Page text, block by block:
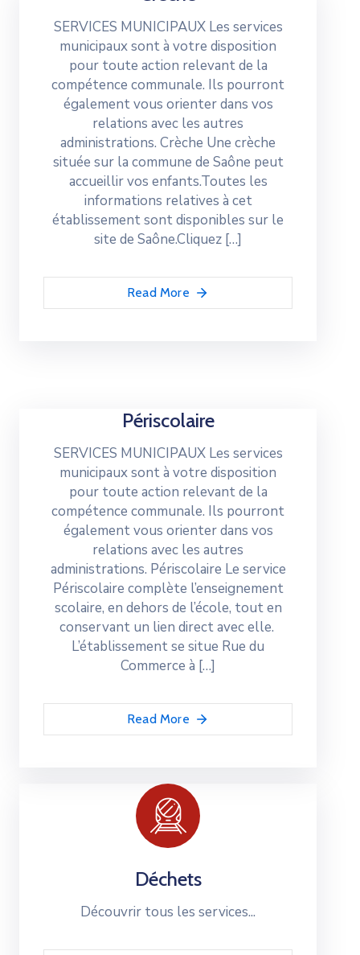
SERVICES MUNICIPAUX Les services
municipaux sont à votre disposition
pour toute action relevant de la
compétence communale. Ils pourront
également vous orienter dans vos
relations avec les autres
administrations. Crèche Une crèche
située sur la commune de Saône peut
accueillir vos enfants.Toutes les
informations relatives à cet
établissement sont disponibles sur le
site de Saône.Cliquez […]
Read More
Périscolaire
SERVICES MUNICIPAUX Les services
municipaux sont à votre disposition
pour toute action relevant de la
compétence communale. Ils pourront
également vous orienter dans vos
relations avec les autres
administrations. Périscolaire Le service
Périscolaire complète l’enseignement
scolaire, en dehors de l’école, tout en
conservant un lien direct avec elle.
L’établissement se situe Rue du
Commerce à […]
Read More
Déchets
Découvrir tous les services...